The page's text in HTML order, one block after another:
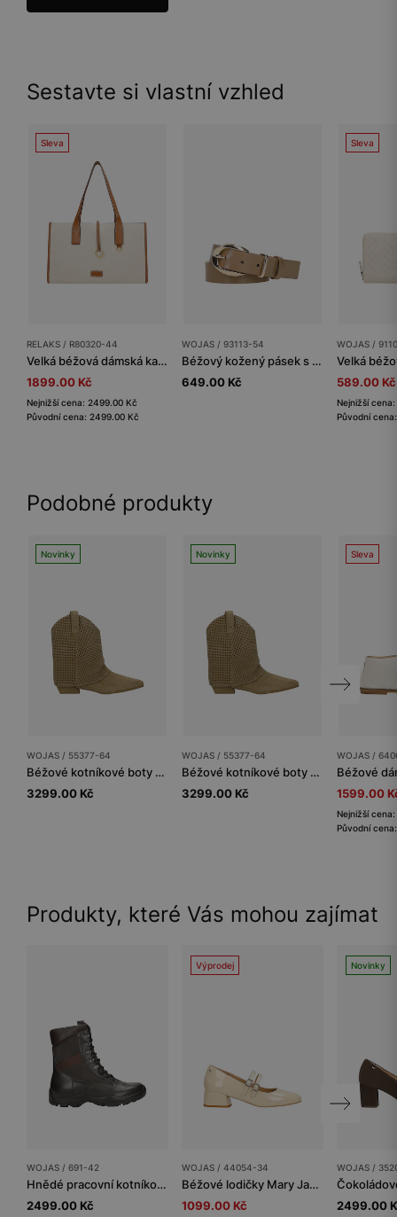
Sestavte si vlastní vzhled
Sleva
RELAKS / R80320-44
Velká béžová dámská kabelka RELAKS
1899.00 Kč
Nejnižší cena: 2499.00 Kč
Původní cena: 2499.00 Kč
WOJAS / 93113-54
Béžový kožený pásek s oválnou sponu
649.00 Kč
Sleva
WOJAS /
589.00 Kč
Nejnižší
Původní
Podobné produkty
Novinky
WOJAS / 55377-64
Béžové kotníkové boty s perforovaným svrškem
3299.00 Kč
Novinky
WOJAS / 55377-64
Béžové kotníkové boty s perforovaným svrškem
3299.00 Kč
Sleva
WOJAS /
1599.00
Nejnižší
Původní
Produkty, které Vás mohou zajímat
WOJAS / 691-42
Hnědé pracovní kotníkové boty
2499.00 Kč
Výprodej
WOJAS / 44054-34
Béžové lodičky Mary Jane z lakované kůže
1099.00 Kč
Novinky
WOJAS /
2499.00